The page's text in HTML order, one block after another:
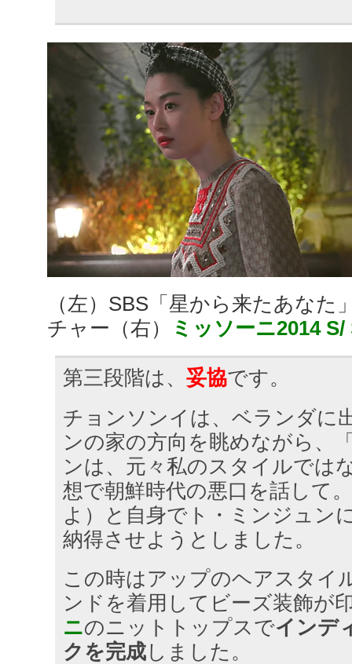
（左）SBS「星から来たあなた
チャー（右）
ミッソーニ2014
第三段階は、 妥協です。
チョンソンイは、ベランダに
ンの家の方向を眺めながら、
ンは、元々私のスタイルでは
想で朝鮮時代の悪口を話して
よ）と自身でト・ミンジュン
納得させようとしました。
この時はアップのヘアスタイ
ンドを着用してビーズ装飾が
ニのニットトップスでインデ
クを完成しました。